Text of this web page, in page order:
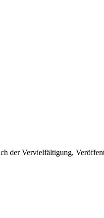
der Vervielfältigung,